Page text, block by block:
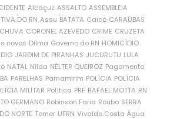
Alcaçuz ASSALTO ASSEMBLEIA
DO RN Assu BATATA Caicó CARAÚBAS
CORONEL AZEVEDO CRIME CRUZETA
novos Dilma Governo do RN HOMICÍDIO
JARDIM DE PIRANHAS JUCURUTU LULA
NATAL Nilda NÉLTER QUEIROZ Pagamento
PARELHAS Parnamirim POLÍCIA POLÍCIA
MILITAR Política PRF RAFAEL MOTTA RN
GERMANO Robinson Faria Roubo SERRA
NORTE Temer UFRN Vivaldo Costa Água